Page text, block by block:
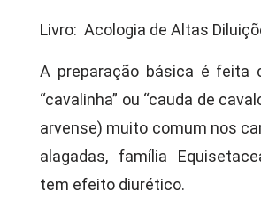
Livro: Acologia de Altas
A preparação básica é feita
“cavalinha” ou “cauda de
arvense) muito comum nos
alagadas, família
tem efeito diurético.